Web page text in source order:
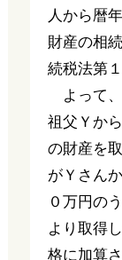
人から暦
財産の相
続税法第
よって、
祖父Ｙか
の財産を
がＹさん
０万円の
より取得
格に加算